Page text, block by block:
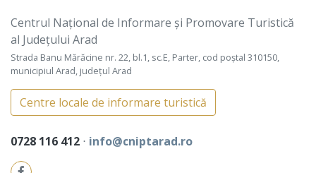
Centrul Național de Informare și Promovare Turistică
al Județului Arad
Strada Banu Mărăcine nr. 22, bl.1, sc.E, Parter, cod poștal 310150,
municipiul Arad, județul Arad
Centre locale de informare turistică
0728 116 412 ⋅ info@cniptarad.ro